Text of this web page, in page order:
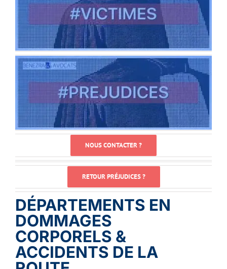
NOUS CONTACTER ?
RETOUR PRÉJUDICES ?
DÉPARTEMENTS EN
DOMMAGES
CORPORELS &
ACCIDENTS DE LA